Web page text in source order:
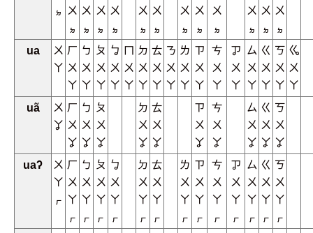
ㆵ
ㄨ
ㆵ
ㄨ
ㆵ
ㄨ
ㆵ
ㄨ
ㆵ
ㄨ
ㆵ
ㄨ
ㆵ
ㄨ
ㆵ
ㄨ
ㆵ
ㄨ
ㆵ
ㄨ
ㆵ
ㄨ
ㆵ
ㄨ
ㆵ
ua
ㄨ
ㄚ
ㄏ
ㄨ
ㄚ
ㄅ
ㄨ
ㄚ
ㄆ
ㄨ
ㄚ
ㆠ
ㄨ
ㄚ
ㄇ
ㄨ
ㄚ
ㄉ
ㄨ
ㄚ
ㄊ
ㄨ
ㄚ
ㄋ
ㄨ
ㄚ
ㄌ
ㄨ
ㄚ
ㄗ
ㄨ
ㄚ
ㄘ
ㄨ
ㄚ
ㆡ
ㄨ
ㄚ
ㄙ
ㄨ
ㄚ
ㄍ
ㄨ
ㄚ
ㄎ
ㄨ
ㄚ
ㆣ
ㄨ
ㄚ
uã
ㄨ
ㆩ
ㄏ
ㄨ
ㆩ
ㄅ
ㄨ
ㆩ
ㄆ
ㄨ
ㆩ
ㄉ
ㄨ
ㆩ
ㄊ
ㄨ
ㆩ
ㄗ
ㄨ
ㆩ
ㄘ
ㄨ
ㆩ
ㄙ
ㄨ
ㆩ
ㄍ
ㄨ
ㆩ
ㄎ
ㄨ
ㆩ
uaʔ
ㄨ
ㄚ
ㆷ
ㄏ
ㄨ
ㄚ
ㆷ
ㄅ
ㄨ
ㄚ
ㆷ
ㄆ
ㄨ
ㄚ
ㆷ
ㆠ
ㄨ
ㄚ
ㆷ
ㄉ
ㄨ
ㄚ
ㆷ
ㄊ
ㄨ
ㄚ
ㆷ
ㄌ
ㄨ
ㄚ
ㆷ
ㄗ
ㄨ
ㄚ
ㆷ
ㄘ
ㄨ
ㄚ
ㆷ
ㆡ
ㄨ
ㄚ
ㆷ
ㄙ
ㄨ
ㄚ
ㆷ
ㄍ
ㄨ
ㄚ
ㆷ
ㄎ
ㄨ
ㄚ
ㆷ